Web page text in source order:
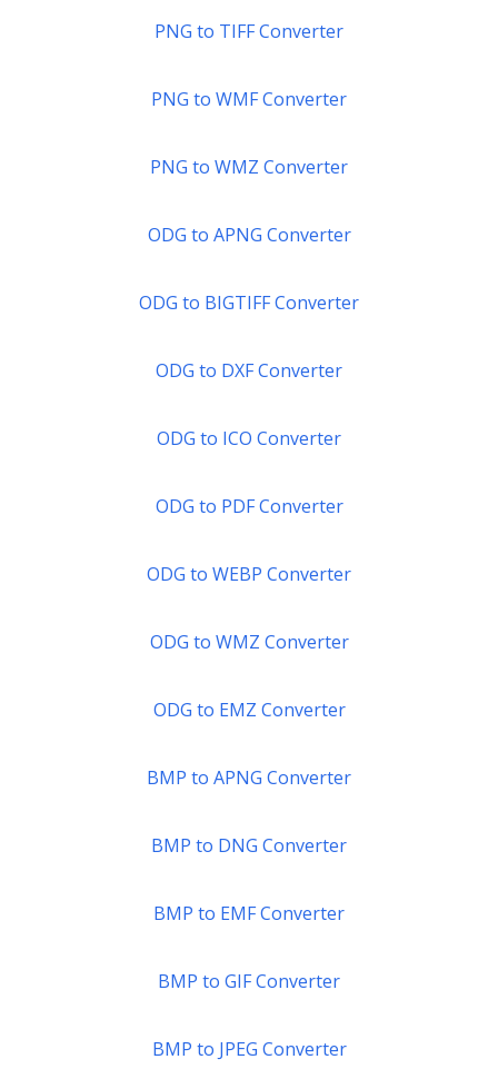
PNG to TIFF Converter
PNG to WMF Converter
PNG to WMZ Converter
ODG to APNG Converter
ODG to BIGTIFF Converter
ODG to DXF Converter
ODG to ICO Converter
ODG to PDF Converter
ODG to WEBP Converter
ODG to WMZ Converter
ODG to EMZ Converter
BMP to APNG Converter
BMP to DNG Converter
BMP to EMF Converter
BMP to GIF Converter
BMP to JPEG Converter